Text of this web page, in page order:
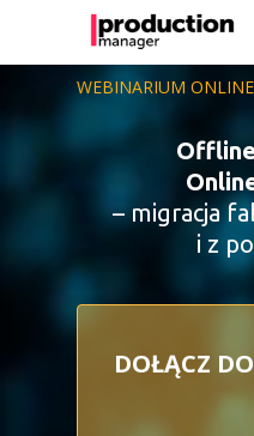
– migracja
i z
WEBINARIUM ONLINE
DOŁĄCZ